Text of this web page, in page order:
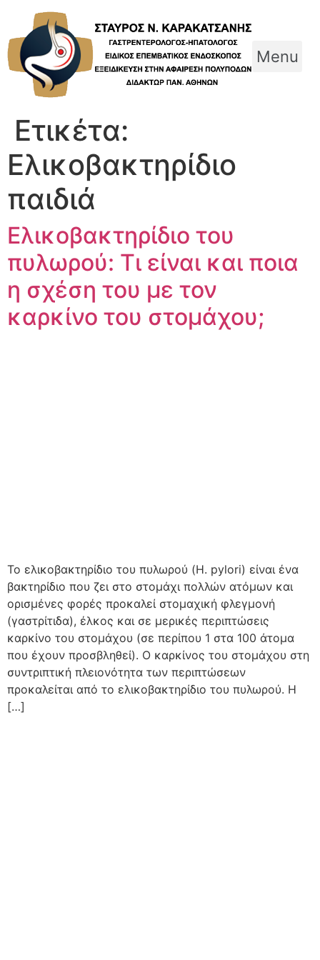
content
Menu
Ετικέτα:
Ελικοβακτηρίδιο
παιδιά
Ελικοβακτηρίδιο του
πυλωρού: Τι είναι και ποια
η σχέση του με τον
καρκίνο του στομάχου;
Το ελικοβακτηρίδιο του πυλωρού (H. pylori) είναι ένα
βακτηρίδιο που ζει στο στομάχι πολλών ατόμων και
ορισμένες φορές προκαλεί στομαχική φλεγμονή
(γαστρίτιδα), έλκος και σε μερικές περιπτώσεις
καρκίνο του στομάχου (σε περίπου 1 στα 100 άτομα
που έχουν προσβληθεί). Ο καρκίνος του στομάχου στη
συντριπτική πλειονότητα των περιπτώσεων
προκαλείται από το ελικοβακτηρίδιο του πυλωρού. Η
[…]